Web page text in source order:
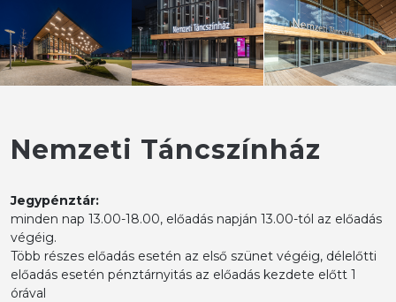
Nemzeti Táncszínház
Jegypénztár:
minden nap 13.00-18.00, előadás napján 13.00-tól az előadás
végéig.
Több részes előadás esetén az első szünet végéig, délelőtti
előadás esetén pénztárnyitás az előadás kezdete előtt 1
órával